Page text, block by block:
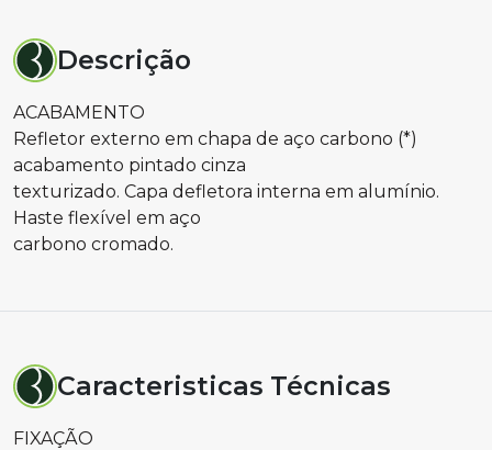
Descrição
ACABAMENTO
Refletor externo em chapa de aço carbono (*)
acabamento pintado cinza
texturizado. Capa defletora interna em alumínio.
Haste flexível em aço
carbono cromado.
Caracteristicas Técnicas
FIXAÇÃO